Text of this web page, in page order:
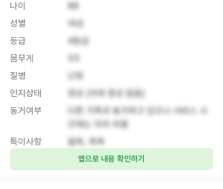
나이
88
성별
여성
등급
4등급
몸무게
질병
인지상태
정상 (치매 증상 없음)
동거여부
다른 가족과 동거하고 있으나 서비스 시
간에는 자리 비움
특이사항
앱으로 내용 확인하기